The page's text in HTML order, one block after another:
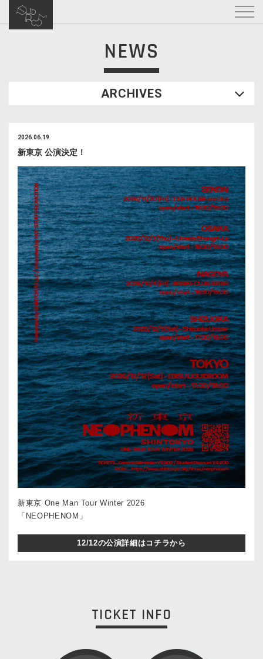
NEWS
ARCHIVES
2026.06.19
新東京 公演決定！
新東京 One Man Tour Winter 2026
「NEOPHENOM」
12/12の公演詳細はコチラから
TICKET INFO